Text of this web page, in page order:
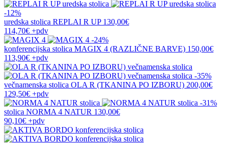
-12%
uredska stolica REPLAI R UP 130,00€
114,70€ +pdv
-24%
konferencijska stolica MAGIX 4 (RAZLIČNE BARVE) 150,00€
113,90€ +pdv
-35%
večnamenska stolica OLA R (TKANINA PO IZBORU) 200,00€
129,50€ +pdv
-31%
stolica NORMA 4 NATUR 130,00€
90,10€ +pdv